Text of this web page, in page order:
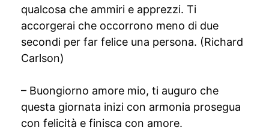
qualcosa che ammiri e apprezzi. Ti
accorgerai che occorrono meno di due
secondi per far felice una persona. (Richard
Carlson)
– Buongiorno amore mio, ti auguro che
questa giornata inizi con armonia prosegua
con felicità e finisca con amore.